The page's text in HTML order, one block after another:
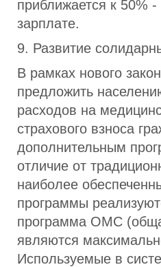
приближается к 50%
зарплате.
9. Развитие
В рамках нового
предложить
расходов на
страхового взноса
дополнительным
отличие от
наиболее
программы
программа ОМС
являются
Используемые в